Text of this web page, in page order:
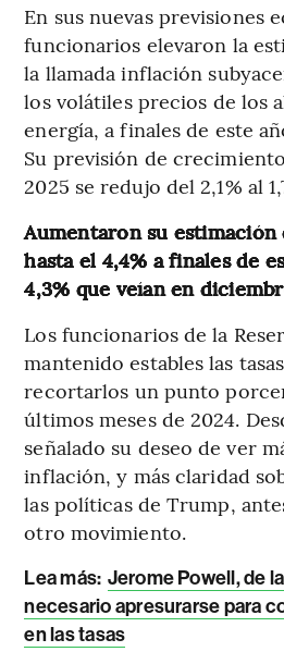
En sus nuevas previsiones
funcionarios elevaron la
la llamada inflación
los volátiles precios de los
energía, a finales de este
Su previsión de
2025 se redujo del 2,1% al
Aumentaron su estimación
hasta el 4,4% a finales de
4,3% que veían en
Los funcionarios de la
mantenido estables las
recortarlos un punto
últimos meses de 2024.
señalado su deseo de ver
inflación, y más claridad
las políticas de Trump,
otro movimiento.
Lea más: Jerome Powell, de
necesario apresurarse para
en las tasas